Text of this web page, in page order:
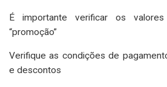
É importante verificar os
“promoção”
Verifique as condições de
e descontos